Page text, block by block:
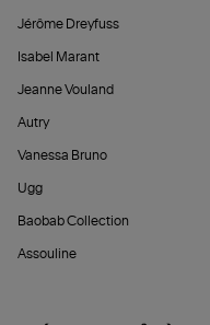
Jérôme Dreyfuss
Isabel Marant
Jeanne Vouland
Autry
Vanessa Bruno
Ugg
Baobab Collection
Assouline